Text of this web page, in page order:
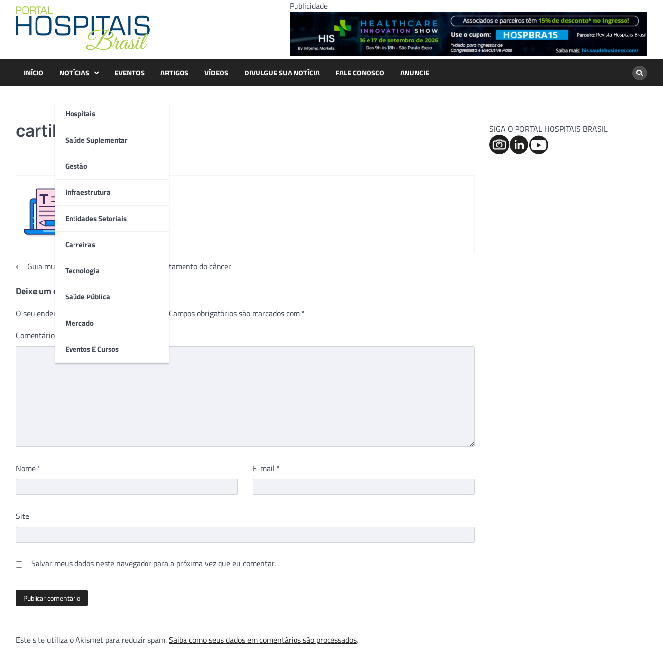
content
Publicidade
INÍCIO NOTÍCIAS
Hospitais
Saúde Suplementar
Gestão
Infraestrutura
Entidades Setoriais
Carreiras
Tecnologia
Saúde Pública
Mercado
Eventos E Cursos
EVENTOS ARTIGOS VÍDEOS DIVULGUE SUA NOTÍCIA FALE CONOSCO ANUNCIE
cartilha
Navegação
Post
⟵Guia multidisciplinar para humanizar o tratamento do câncer
Deixe um comentário
O seu endereço de e-mail não será publicado. Campos obrigatórios são marcados com *
Comentário
Nome * E-mail *
Site
Salvar meus dados neste navegador para a próxima vez que eu comentar.
Este site utiliza o Akismet para reduzir spam.Saiba como seus dados em comentários são processados.
SIGA O PORTAL HOSPITAIS BRASIL